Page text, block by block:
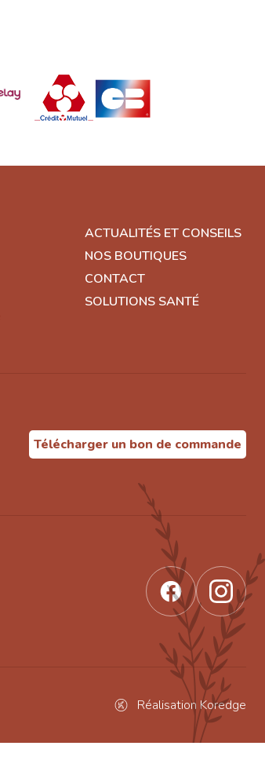
ACTUALITÉS ET CONSEILS
NOS BOUTIQUES
CONTACT
SOLUTIONS SANTÉ
Télécharger un bon de commande
Réalisation Koredge